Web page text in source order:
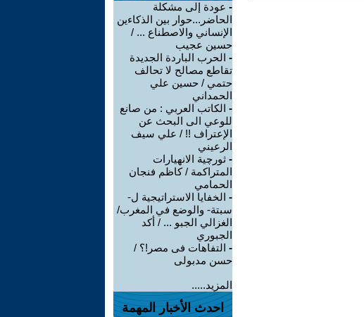
- عودة إلى مشكلة
الحاضر...حوار بين الذكاءين
الإنساني والاصطناع ... /
حسين عجيب
- الحرب الباردة الجديدة
تقاطع مصالح لا تحالف
حتمي / حسين علي
الحمداني
- الكاتب العربي : من صانع
للوعي الى البحث عن
الإعتراف !! / علي سيف
الرعيني
- ثورچية الانهيارات
المتراكمة / كاظم فنجان
الحمامي
- الخفايا الاستراتيجية ل-
سبتة- والوضع في المغرب/
الغزالي الجبو ... / أكد
الجبوري
- التفاهات فى مصر!؟ /
حسن مدبولى
المزيد.....
احدث الأخبار المهمة